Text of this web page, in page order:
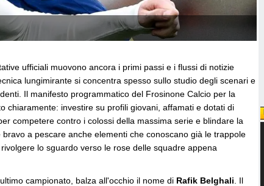
ufficiali muovono ancora i primi passi e i flussi di notizie
lungimirante si concentra spesso sullo studio degli scenari e
Il manifesto programmatico del Frosinone Calcio per la
chiaramente: investire su profili giovani, affamati e dotati di
competere contro i colossi della massima serie e blindare la
a pescare anche elementi che conoscano già le trappole
lo sguardo verso le rose delle squadre appena
campionato, balza all'occhio il nome di Rafik Belghali . Il